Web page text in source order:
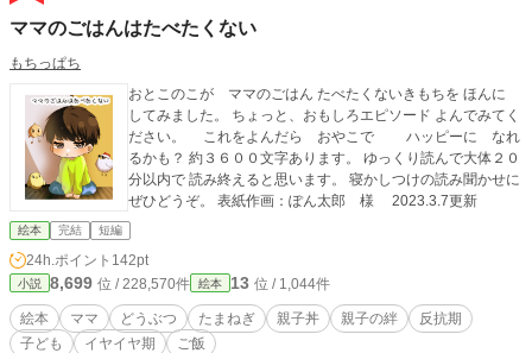
ママのごはんはたべたくない
もちっぱち
おとこのこが ママのごはん たべたくないきもちを ほんに
してみました。 ちょっと、おもしろエピソード よんでみてく
ださい。 これをよんだら おやこで ハッピーに なれ
るかも？ 約３６００文字あります。 ゆっくり読んで大体２０
分以内で 読み終えると思います。 寝かしつけの読み聞かせに
ぜひどうぞ。 表紙作画：ぽん太郎 様 2023.3.7更新
絵本 完結 短編
24h.ポイント 142pt
小説 8,699 位 / 228,570件 絵本 13 位 / 1,044件
絵本 ママ どうぶつ たまねぎ 親子丼 親子の絆
反抗期
子ども
イヤイヤ期 ご飯